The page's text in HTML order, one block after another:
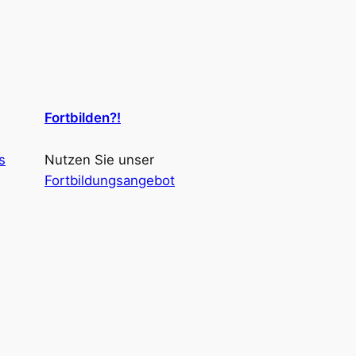
Fortbilden?!
Nutzen Sie unser
Fortbildungsangebot